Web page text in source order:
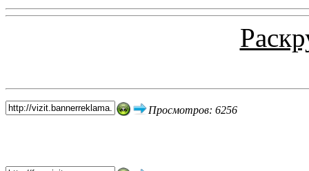
Просмотров: 6256